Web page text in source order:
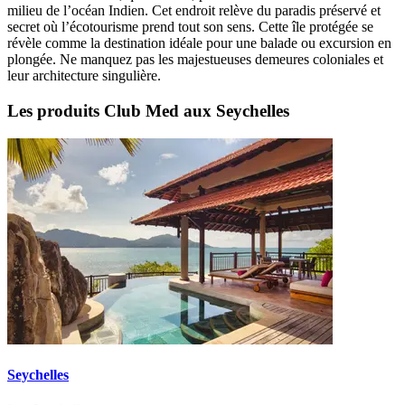
milieu de l’océan Indien. Cet endroit relève du paradis préservé et
secret où l’écotourisme prend tout son sens. Cette île protégée se
révèle comme la destination idéale pour une balade ou excursion en
plongée. Ne manquez pas les majestueuses demeures coloniales et
leur architecture singulière.
Les produits Club Med aux Seychelles
Seychelles